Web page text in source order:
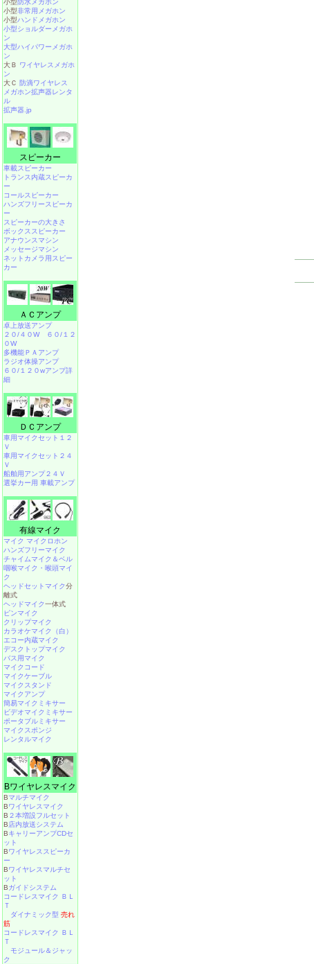
小型 防水メガホン
小型非常用メガホン
小型ハンドメガホン
小型ショルダーメガホ
ン
大型ハイパワーメガホ
ン
大Ｂ ワイヤレスメガホ
ン
大Ｃ 防滴ワイヤレス
メガホン拡声器レンタ
ル
拡声器.jp
スピーカー
車載スピーカー
トランス内蔵スピーカ
ー
コールスピーカー
ハンズフリースピーカ
ー
スピーカーの大きさ
ボックススピーカー
アナウンスマシン
メッセージマシン
ネットカメラ用スピー
カー
ＡＣアンプ
卓上放送アンプ
２０/４０W
６０/１２
０W
多機能ＰＡアンプ
ラジオ体操アンプ
６０/１２０wアンプ詳
細
ＤＣアンプ
車用マイクセット１２
Ｖ
車用マイクセット２４
Ｖ
船舶用アンプ２４Ｖ
選挙カー用 車載アンプ
有線マイク
マイク マイクロホン
ハンズフリーマイク
チャイムマイク＆ベル
咽喉マイク・喉頭マイ
ク
ヘッドセットマイク分
離式
ヘッドマイク一体式
ピンマイク
クリップマイク
カラオケマイク（白）
エコー内蔵マイク
デスクトップマイク
バス用マイク
マイクコード
マイクケーブル
マイクスタンド
マイクアンプ
簡易マイクミキサー
ビデオマイクミキサー
ポータブルミキサー
マイクスポンジ
レンタルマイク
Bワイヤレスマイク
Bマルチマイク
Bワイヤレスマイク
B ２本増設フルセット
B店内放送システム
BキャリーアンプCDセ
ット
Bワイヤレススピーカ
ー
Bワイヤレスマルチセ
ット
Bガイドシステム
コードレスマイク ＢＬ
Ｔ
ダイナミック型 売れ
筋
コードレスマイク ＢＬ
Ｔ
モジュール＆ジャッ
ク